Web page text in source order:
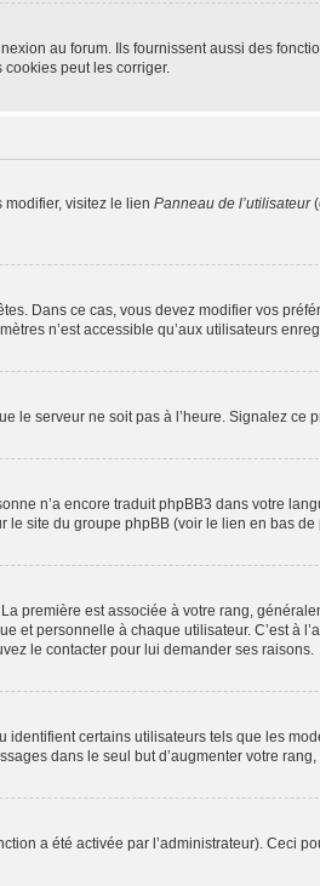
au forum. Ils fournissent aussi des
peut les corriger.
visitez le lien Panneau de l’utilisateur
Dans ce cas, vous devez modifier vos
n’est accessible qu’aux utilisateurs
le serveur ne soit pas à l’heure. Signalez ce
n’a encore traduit phpBB3 dans votre
le site du groupe phpBB (voir le lien en bas de
première est associée à votre rang,
personnelle à chaque utilisateur. C’est à
le contacter pour lui demander ses raisons.
certains utilisateurs tels que les
dans le seul but d’augmenter votre
a été activée par l’administrateur). Ceci